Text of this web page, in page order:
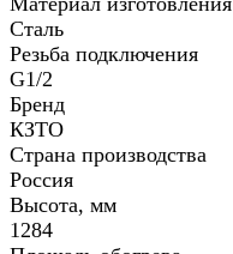
Сталь
Резьба подключения
G1/2
Бренд
КЗТО
Страна производства
Россия
Высота, мм
1284